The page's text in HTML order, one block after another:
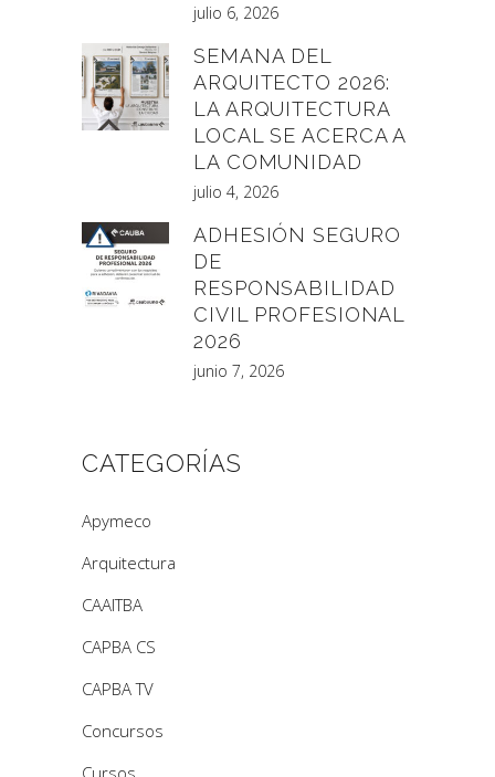
julio 6, 2026
SEMANA DEL
ARQUITECTO 2026:
LA ARQUITECTURA
LOCAL SE ACERCA A
LA COMUNIDAD
julio 4, 2026
ADHESIÓN SEGURO
DE
RESPONSABILIDAD
CIVIL PROFESIONAL
2026
junio 7, 2026
CATEGORÍAS
Apymeco
Arquitectura
CAAITBA
CAPBA CS
CAPBA TV
Concursos
Cursos